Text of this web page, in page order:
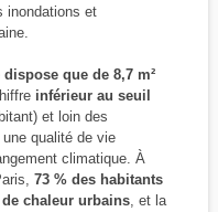
inondations et
que de 8,7 m²
inférieur au seuil
et loin des
qualité de vie
climatique. À
73 % des habitants
chaleur urbains, et la